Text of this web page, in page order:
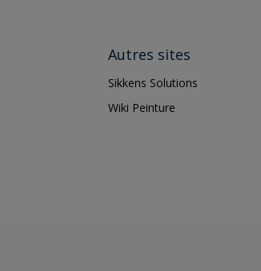
Autres sites
Sikkens Solutions
Wiki Peinture